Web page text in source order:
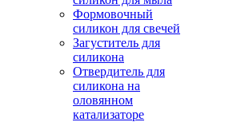
Формовочный
силикон для свечей
Загуститель для
силикона
Отвердитель для
силикона на
оловянном
катализаторе